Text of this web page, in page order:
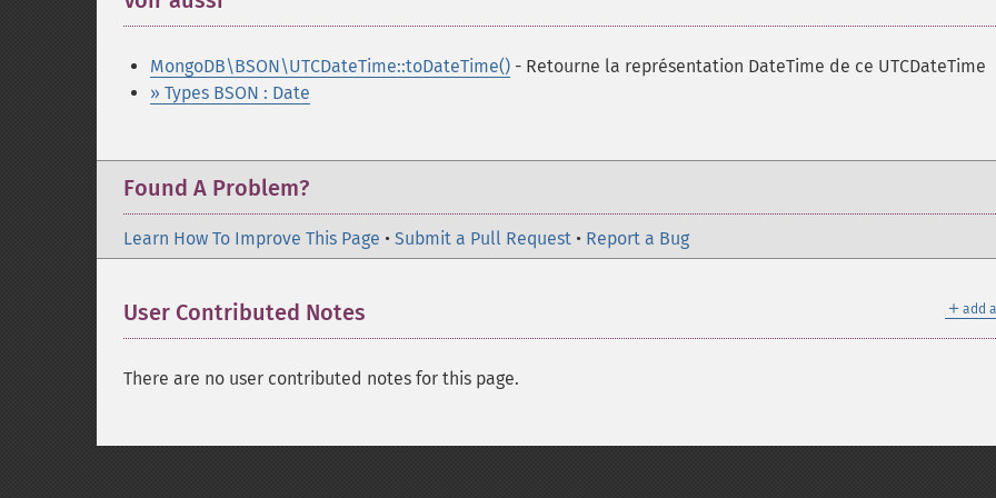
MongoDB\BSON\UTCDateTime::toDateTime() - Retourne la représentation DateTime de ce UTCDateTime
» Types BSON : Date
Found A Problem?
Learn How To Improve This Page • Submit a Pull Request • Report a Bug
＋ add
User Contributed Notes
There are no user contributed notes for this page.